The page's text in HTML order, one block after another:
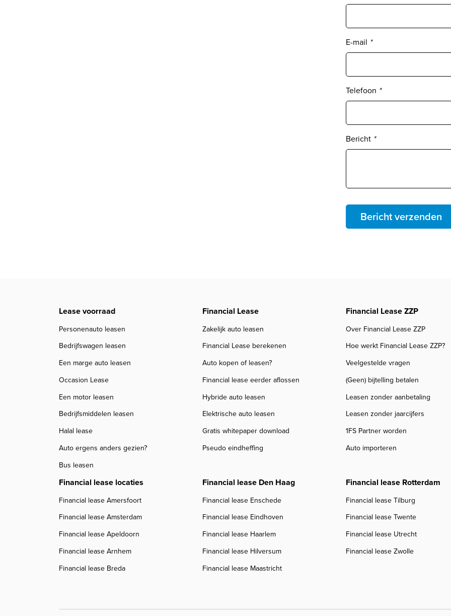
E-mail *
Telefoon *
Bericht *
Bericht verzenden
Lease voorraad
Personenauto leasen
Bedrijfswagen leasen
Een marge auto leasen
Occasion Lease
Een motor leasen
Bedrijfsmiddelen leasen
Halal lease
Auto ergens anders gezien?
Bus leasen
Financial Lease
Zakelijk auto leasen
Financial Lease berekenen
Auto kopen of leasen?
Financial lease eerder aflossen
Hybride auto leasen
Elektrische auto leasen
Gratis whitepaper download
Pseudo eindheffing
Financial Lease ZZP
Over Financial Lease ZZP
Hoe werkt Financial Lease ZZP?
Veelgestelde vragen
(Geen) bijtelling betalen
Leasen zonder aanbetaling
Leasen zonder jaarcijfers
1FS Partner worden
Auto importeren
Financial lease locaties
Financial lease Amersfoort
Financial lease Amsterdam
Financial lease Apeldoorn
Financial lease Arnhem
Financial lease Breda
Financial lease Den Haag
Financial lease Enschede
Financial lease Eindhoven
Financial lease Haarlem
Financial lease Hilversum
Financial lease Maastricht
Financial lease Rotterdam
Financial lease Tilburg
Financial lease Twente
Financial lease Utrecht
Financial lease Zwolle